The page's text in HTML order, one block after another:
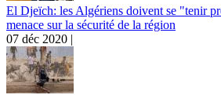
El Djeïch: les Algériens doivent se "tenir
menace sur la sécurité de la région
07 déc 2020 |